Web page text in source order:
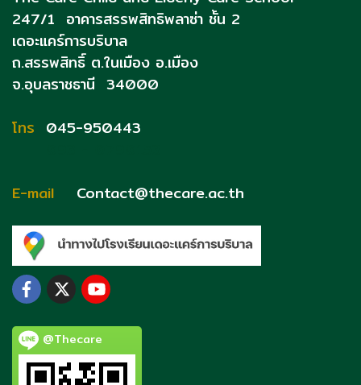
247/1 อาคารสรรพสิทธิพลาซ่า ชั้น 2
เดอะแคร์การบริบาล
ถ.สรรพสิทธิ์ ต.ในเมือง อ.เมือง
จ.อุบลราชธานี 34000
โทร 045-950443
E-mail
Contact@thecare.ac.th
@Thecare